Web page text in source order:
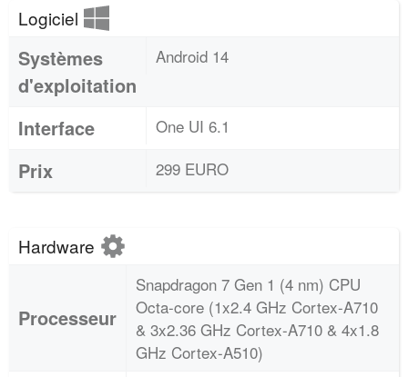
Logiciel
Systèmes
d'exploitation
Android 14
Interface One UI 6.1
Prix 299 EURO
Hardware
Processeur
Snapdragon 7 Gen 1 (4 nm) CPU
Octa-core (1x2.4 GHz Cortex-A710
& 3x2.36 GHz Cortex-A710 & 4x1.8
GHz Cortex-A510)